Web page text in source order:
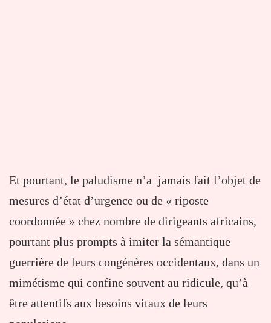
Et pourtant, le paludisme n’a jamais fait l’objet de
mesures d’état d’urgence ou de « riposte
coordonnée » chez nombre de dirigeants africains,
pourtant plus prompts à imiter la sémantique
guerrière de leurs congénères occidentaux, dans un
mimétisme qui confine souvent au ridicule, qu’à
être attentifs aux besoins vitaux de leurs